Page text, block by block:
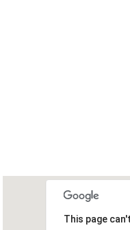
This page